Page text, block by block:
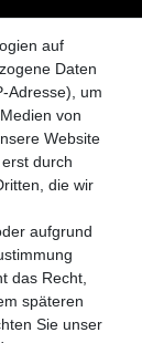
auf
Daten
Adresse), um
von
Website
durch
die wir
aufgrund
das Recht,
späteren
Sie unser